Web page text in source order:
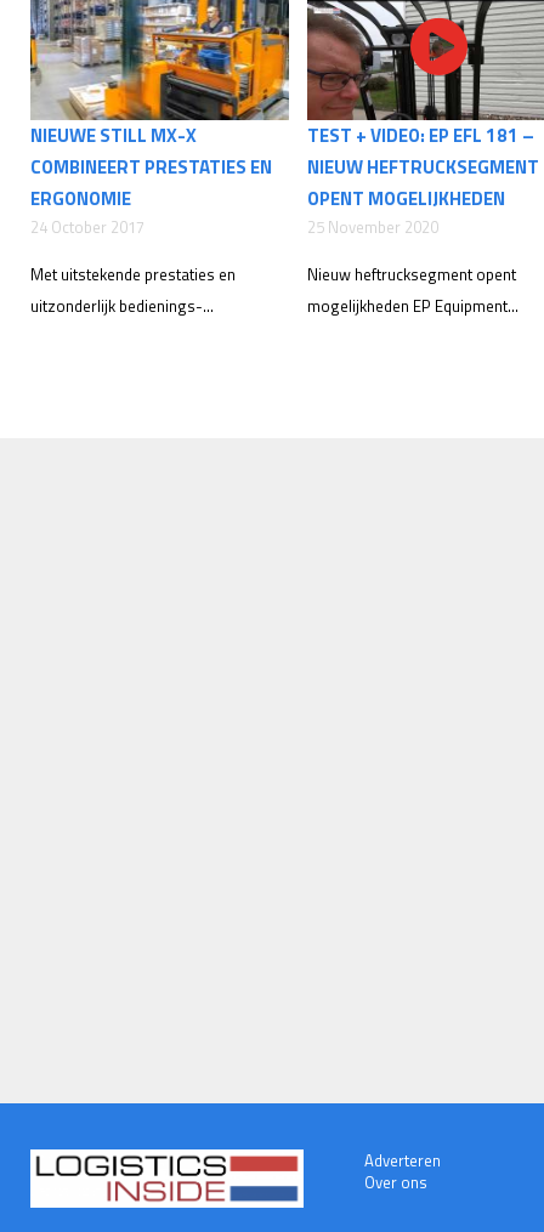
NIEUWE STILL MX-X
COMBINEERT PRESTATIES EN
ERGONOMIE
24 October 2017
Met uitstekende prestaties en
uitzonderlijk bedienings-...
TEST + VIDEO: EP EFL 181 –
NIEUW HEFTRUCKSEGMENT
OPENT MOGELIJKHEDEN
25 November 2020
Nieuw heftrucksegment opent
mogelijkheden EP Equipment...
Adverteren
Over ons